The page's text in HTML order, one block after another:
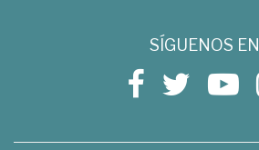
SÍGUENOS EN